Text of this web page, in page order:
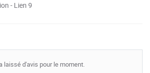
- Lien 9
laissé d'avis pour le moment.